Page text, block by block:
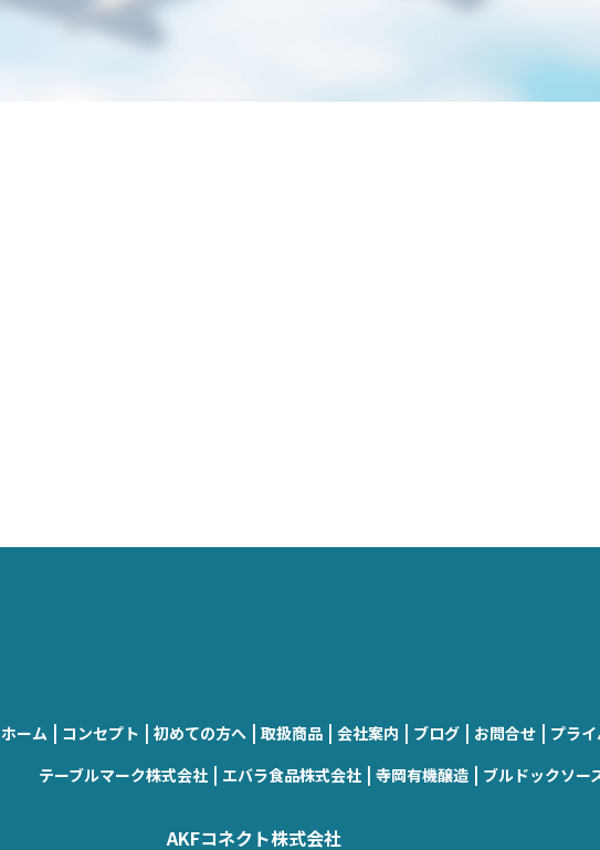
ホーム| コンセプト | 初めての方へ| 取扱商品| 会社案内 | ブログ| お問合せ| プラ
テーブルマーク株式会社| エバラ食品株式会社| 寺岡有機醸造| ブルドックソー
AKFコネクト株式会社